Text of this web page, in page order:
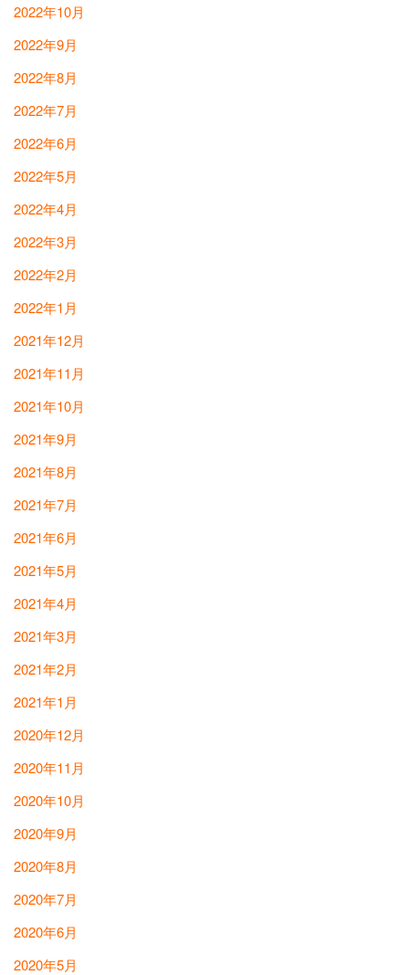
2022年10月
2022年9月
2022年8月
2022年7月
2022年6月
2022年5月
2022年4月
2022年3月
2022年2月
2022年1月
2021年12月
2021年11月
2021年10月
2021年9月
2021年8月
2021年7月
2021年6月
2021年5月
2021年4月
2021年3月
2021年2月
2021年1月
2020年12月
2020年11月
2020年10月
2020年9月
2020年8月
2020年7月
2020年6月
2020年5月